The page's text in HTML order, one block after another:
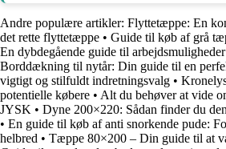
Andre populære artikler: Flyttetæppe: En
det rette flyttetæppe • Guide til køb af grå
En dybdegående guide til
Borddækning til nytår: Din guide til en
vigtigt og stilfuldt indretningsvalg •
potentielle købere • Alt du behøver at vide
JYSK • Dyne 200×220: Sådan finder du
• En guide til køb af anti snorkende pude:
helbred • Tæppe 80×200 – Din guide til at